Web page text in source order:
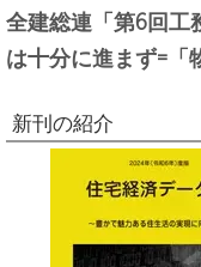
全建総連「第6回工
は十分に進まず=
新刊の紹介